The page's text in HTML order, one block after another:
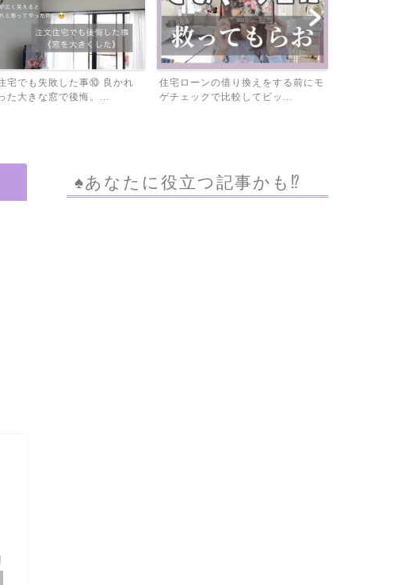
宅でも失敗した事⑩ 良かれ
た大きな窓で後悔。...
住宅ローンの借り換えをする前にモ
ゲチェックで比較してビッ...
♠︎あなたに役立つ記事かも⁉︎